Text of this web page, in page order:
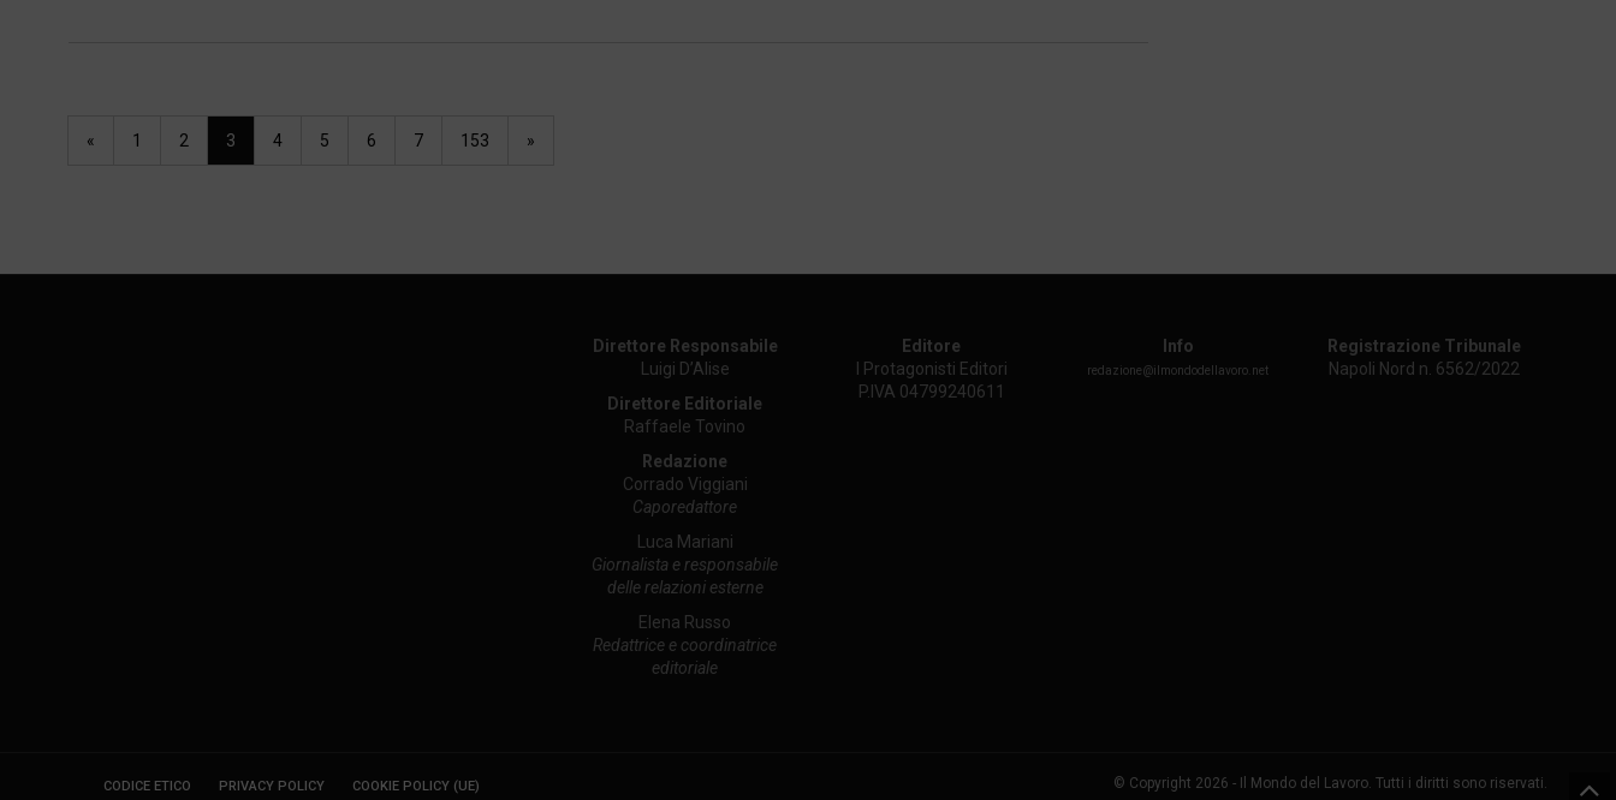
« 1 2 3 4 5 6 7 153 »
Direttore Responsabile
Luigi D’Alise
Direttore Editoriale
Raffaele Tovino
Redazione
Corrado Viggiani
Caporedattore
Luca Mariani
Giornalista e responsabile
delle relazioni esterne
Elena Russo
Redattrice e coordinatrice
editoriale
Editore
I Protagonisti Editori
P.IVA 04799240611
Info
redazione@ilmondodellavoro.net
Registrazione Tribunale
Napoli Nord n. 6562/2022
CODICE ETICO PRIVACY POLICY COOKIE POLICY (UE) © Copyright 2026 - Il Mondo del Lavoro. Tutti i diritti sono riservati.